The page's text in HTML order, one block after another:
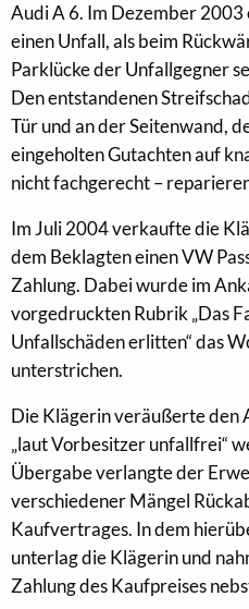
Audi A 6. Im Dezember
einen Unfall, als beim
Parklücke der Unfallgegner
Den entstandenen
Tür und an der Seitenwand,
eingeholten Gutachten auf
nicht fachgerecht –
Im Juli 2004 verkaufte die
dem Beklagten einen VW
Zahlung. Dabei wurde im
vorgedruckten Rubrik „Das
Unfallschäden erlitten“ das
unterstrichen.
Die Klägerin veräußerte den
„laut Vorbesitzer unfallfrei“
Übergabe verlangte der
verschiedener Mängel
Kaufvertrages. In dem
unterlag die Klägerin und
Zahlung des Kaufpreises